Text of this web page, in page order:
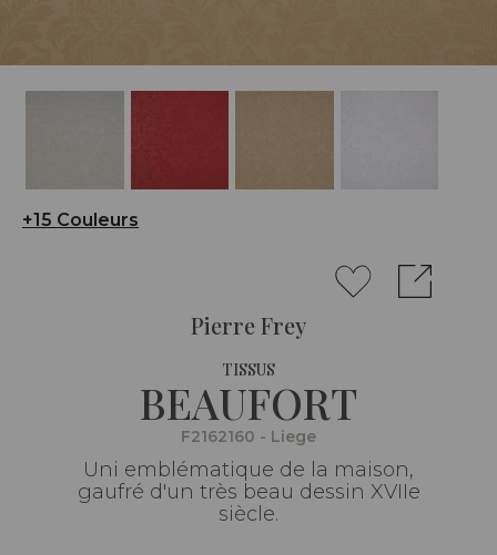
+15 Couleurs
Pierre Frey
TISSUS
BEAUFORT
F2162160 - Liege
Uni emblématique de la maison,
gaufré d'un très beau dessin XVIIe
siècle.